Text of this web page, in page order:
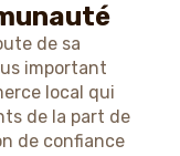
de sa
important
local qui
de la part de
de confiance